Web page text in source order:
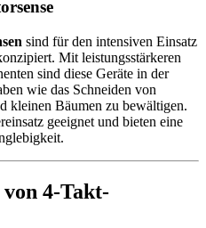
sind für den intensiven Einsatz
Mit leistungsstärkeren
sind diese Geräte in der
wie das Schneiden von
kleinen Bäumen zu bewältigen.
geeignet und bieten eine
4-Takt-